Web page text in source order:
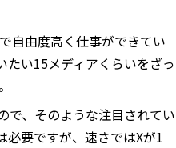
自由度高く仕事ができてい
たい15メディアくらいをざっ
で、そのような注目されてい
要ですが、速さではXが1